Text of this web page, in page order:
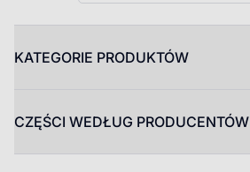
KATEGORIE PRODUKTÓW
CZĘŚCI WEDŁUG PRODUCENTÓW